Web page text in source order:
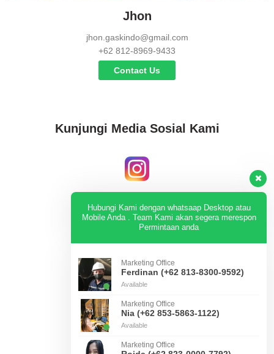
Jhon
jhon.gaskindo@gmail.com
+62 812-8969-9433
Contact Us
Kunjungi Media Sosial Kami
KUNJUNGI
Tiktok
Hubungi Kami dengan whatsaap Desktop atau
Mobile Anda . Team Kami akan segera merespon
Permintaan anda
Marketing Office
Ferdinan (+62 813-8300-9592)
Available
Marketing Office
Nia (+62 853-5863-1122)
Available
Marketing Office